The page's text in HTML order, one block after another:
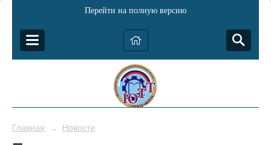
Перейти на полную версию
Главная → Новости